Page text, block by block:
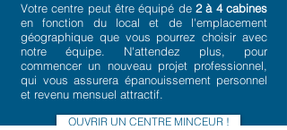
Votre centre peut être équipé de 2 à 4 cabines
en fonction du local et de l'emplacement
géographique que vous pourrez choisir avec
notre équipe. N'attendez plus, pour
commencer un nouveau projet professionnel,
qui vous assurera épanouissement personnel
et revenu mensuel attractif.
OUVRIR UN CENTRE MINCEUR !